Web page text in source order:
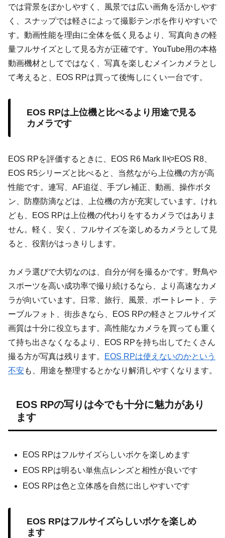
では背景をぼかしやすく、風景では広い画角を活かしやす
く、スナップでは軽さによって撮影テンポを作りやすいで
す。動画性能を理由に全体を低く見るより、写真向きの軽
量フルサイズとして見る方が正確です。YouTube用の本格
動画機材としてではなく、写真を楽しむメインカメラとし
て考えると、EOS RPは買って後悔しにくい一台です。
EOS RPは上位機と比べるより用途で見る
カメラです
EOS RPを評価するときに、EOS R6 Mark IIやEOS R8、
EOS R5シリーズと比べると、当然ながら上位機の方が高
性能です。連写、AF追従、手ブレ補正、動画、操作ボタ
ン、防塵防滴などは、上位機の方が充実しています。けれ
ども、EOS RPは上位機の代わりをするカメラではありま
せん。軽く、安く、フルサイズを楽しめるカメラとして見
ると、役割がはっきりします。
カメラ選びで大切なのは、自分が何を撮るかです。野鳥や
スポーツを高い成功率で撮り続けるなら、より高速なカメ
ラが向いています。日常、旅行、風景、ポートレート、テ
ーブルフォト、街歩きなら、EOS RPの軽さとフルサイズ
画質は十分に役立ちます。高性能なカメラを買っても重く
て持ち出さなくなるより、EOS RPを持ち出してたくさん
撮る方が写真は残ります。
EOS RPは使えないのかという
不安も、用途を整理するとかなり解消しやすくなります。
EOS RPの写りは今でも十分に魅力があり
ます
EOS RPはフルサイズらしいボケを楽しめます
EOS RPは明るい単焦点レンズと相性が良いです
EOS RPは色と立体感を自然に出しやすいです
EOS RPはフルサイズらしいボケを楽しめ
ます